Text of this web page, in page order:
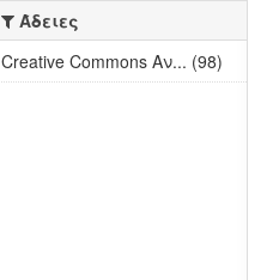
Άδειες
Creative Commons Αν... (98)